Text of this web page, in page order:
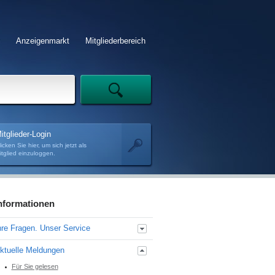
Mitgliederbereich
Anzeigenmarkt
Login
Sie hier, um sich jetzt als
einzuloggen.
Fragen. Unser Service
Personalbemessung
Praxisführung und -bewertung
Meldungen
Für Sie gelesen